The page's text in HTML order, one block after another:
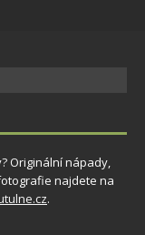
Originální nápady,
najdete na
.